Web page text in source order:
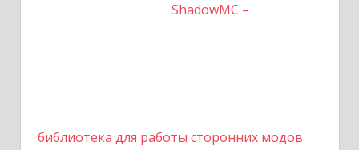
ShadowMC –
библиотека для работы сторонних модов